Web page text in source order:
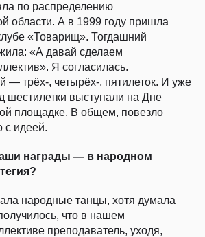
по распределению
области. А в 1999 году пришла
«Товарищ». Тогдашний
«А давай сделаем
Я согласилась.
— трёх-, четырёх-, пятилеток. И уже
шестилетки выступали на Дне
площадке. В общем, повезло
с идеей.
награды — в народном
народные танцы, хотя думала
что в нашем
преподаватель, уходя,